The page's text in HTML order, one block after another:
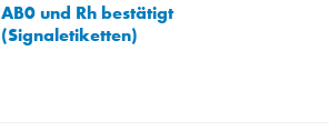
AB0 und Rh bestätigt
(Signaletiketten)